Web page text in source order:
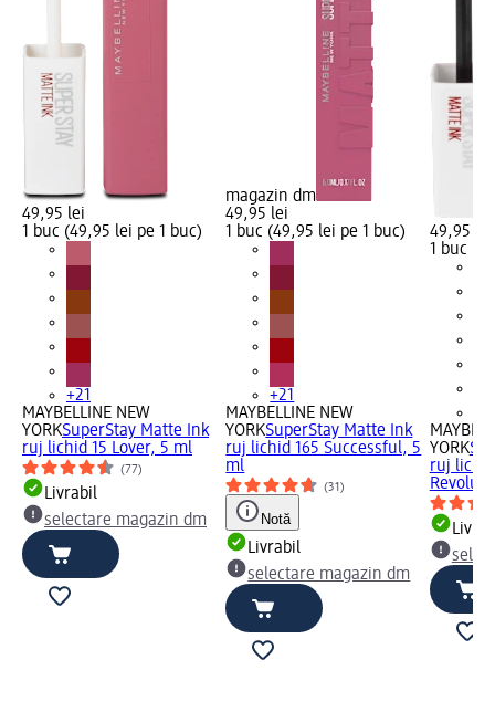
49,95 lei
1 buc (49,95 lei pe 1 buc)
+21
MAYBELLINE NEW
YORKSuperStay Matte Ink
ruj lichid 15 Lover, 5 ml
(77)
Livrabil
selectare magazin dm
magazin dm
49,95 lei
1 buc (49,95 lei pe 1 buc)
+21
MAYBELLINE NEW
YORKSuperStay Matte Ink
ruj lichid 165 Successful, 5
ml
(31)
Notă
Livrabil
selectare magazin dm
49,95 lei
1 buc
YORK
ruj lichid